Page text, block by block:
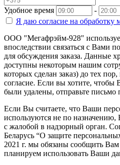
Удобное время
-
Я даю согласие на обработку
ООО "Мегафрэйм-928"
впоследствии связаться с Вами
для обсуждения заказа. Данные
доступны некоторым нашим
которых сделан заказ) до тех
согласие. Если вы хотите,
были удалены, отправьте письмо
Если Вы считаете, что Ваши
используются не по назначению,
с жалобой в надзорный орган.
Беларусь “О защите
2021 г. мы обязаны сообщить
планируем использовать Ваши